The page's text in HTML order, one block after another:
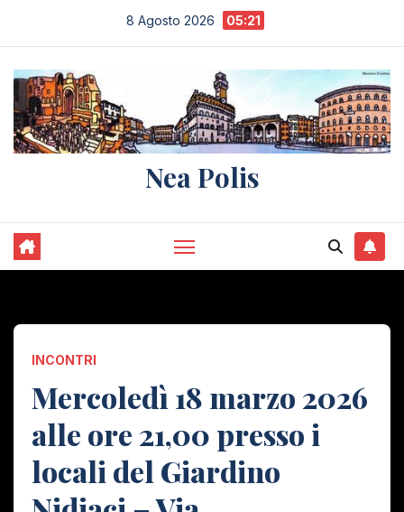
contenuto
8 Agosto 2026 05:21
Nea Polis
INCONTRI
Mercoledì 18 marzo 2026
alle ore 21,00 presso i
locali del Giardino